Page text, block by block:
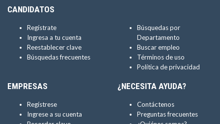
CANDIDATOS
Regístrate
Ingresa a tu cuenta
Reestablecer clave
Búsquedas frecuentes
Búsquedas por
Departamento
Buscar empleo
Términos de uso
Política de privacidad
EMPRESAS
Regístrese
Ingrese a su cuenta
¿NECESITA AYUDA?
Contáctenos
Preguntas frecuentes